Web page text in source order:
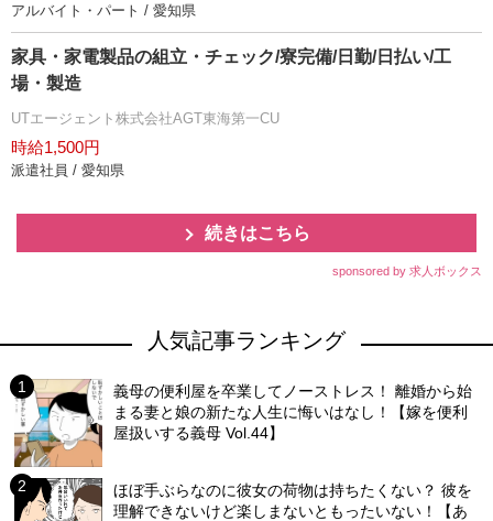
アルバイト・パート / 愛知県
家具・家電製品の組立・チェック/寮完備/日勤/日払い/工
場・製造
UTエージェント株式会社AGT東海第一CU
時給1,500円
派遣社員 / 愛知県
続きはこちら
sponsored by 求人ボックス
人気記事ランキング
義母の便利屋を卒業してノーストレス！ 離婚から始
まる妻と娘の新たな人生に悔いはなし！【嫁を便利
屋扱いする義母 Vol.44】
ほぼ手ぶらなのに彼女の荷物は持ちたくない？ 彼を
理解できないけど楽しまないともったいない！【あ